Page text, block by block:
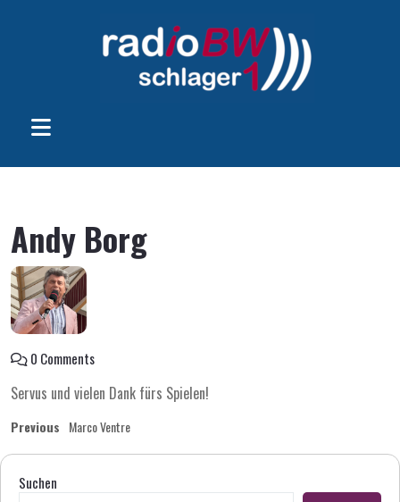
Andy Borg
0 Comments
Servus und vielen Dank fürs Spielen!
Beitragsnavigation
Previous
Previous
Marco Ventre
Suchen